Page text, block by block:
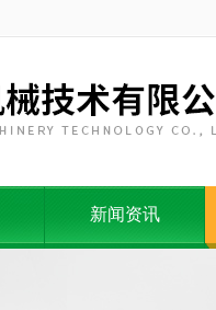
新闻资讯